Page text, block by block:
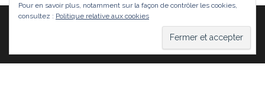
WordPress |Thème :Head
Pour en savoir plus, notamment sur la façon de contrôler les cookies,
consultez : Politique relative aux cookies